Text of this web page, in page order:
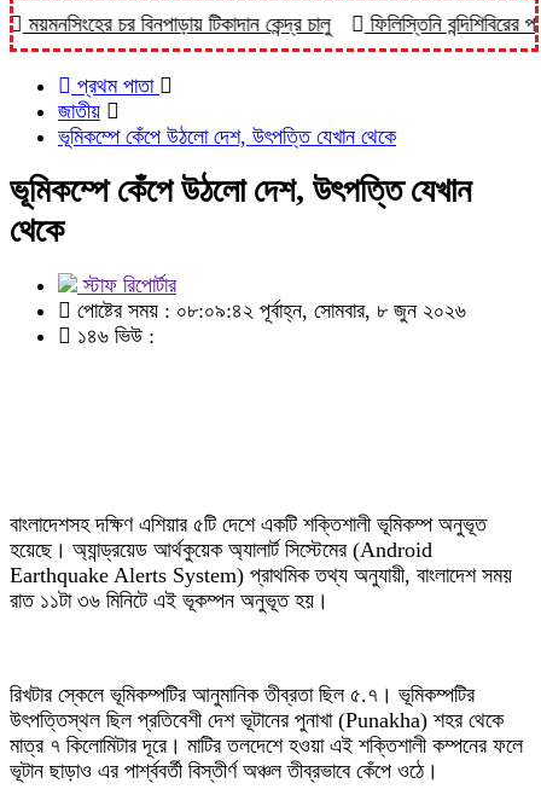
চর বিনপাড়ায় টিকাদান কেন্দ্র চালু ফিলিস্তিনি বন্দিশিবিরের
প্রথম পাতা
জাতীয়
ভূমিকম্পে কেঁপে উঠলো দেশ, উৎপত্তি যেখান থেকে
ভূমিকম্পে কেঁপে উঠলো দেশ, উৎপত্তি যেখান
থেকে
স্টাফ রিপোর্টার
পোষ্টের সময় : ০৮:০৯:৪২ পূর্বাহ্ন, সোমবার, ৮ জুন ২০২৬
১৪৬ ভিউ :
বাংলাদেশসহ দক্ষিণ এশিয়ার ৫টি দেশে একটি শক্তিশালী ভূমিকম্প অনুভূত
হয়েছে। অ্যান্ড্রয়েড আর্থকুয়েক অ্যালার্ট সিস্টেমের (Android
Earthquake Alerts System) প্রাথমিক তথ্য অনুযায়ী, বাংলাদেশ সময়
রাত ১১টা ৩৬ মিনিটে এই ভূকম্পন অনুভূত হয়।
রিখটার স্কেলে ভূমিকম্পটির আনুমানিক তীব্রতা ছিল ৫.৭। ভূমিকম্পটির
উৎপত্তিস্থল ছিল প্রতিবেশী দেশ ভূটানের পুনাখা (Punakha) শহর থেকে
মাত্র ৭ কিলোমিটার দূরে। মাটির তলদেশে হওয়া এই শক্তিশালী কম্পনের ফলে
ভূটান ছাড়াও এর পার্শ্ববর্তী বিস্তীর্ণ অঞ্চল তীব্রভাবে কেঁপে ওঠে।